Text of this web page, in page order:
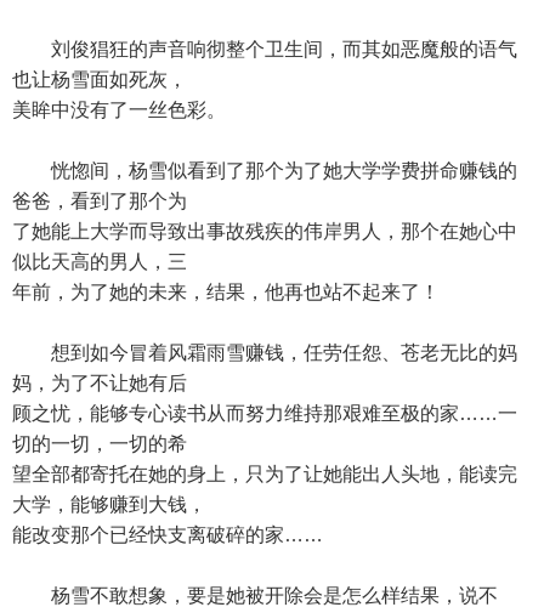
刘俊猖狂的声音响彻整个卫生间，而其如恶魔般的语气
也让杨雪面如死灰，
美眸中没有了一丝色彩。
恍惚间，杨雪似看到了那个为了她大学学费拼命赚钱的
爸爸，看到了那个为
了她能上大学而导致出事故残疾的伟岸男人，那个在她心中
似比天高的男人，三
年前，为了她的未来，结果，他再也站不起来了！
想到如今冒着风霜雨雪赚钱，任劳任怨、苍老无比的妈
妈，为了不让她有后
顾之忧，能够专心读书从而努力维持那艰难至极的家……一
切的一切，一切的希
望全部都寄托在她的身上，只为了让她能出人头地，能读完
大学，能够赚到大钱，
能改变那个已经快支离破碎的家……
杨雪不敢想象，要是她被开除会是怎么样结果，说不